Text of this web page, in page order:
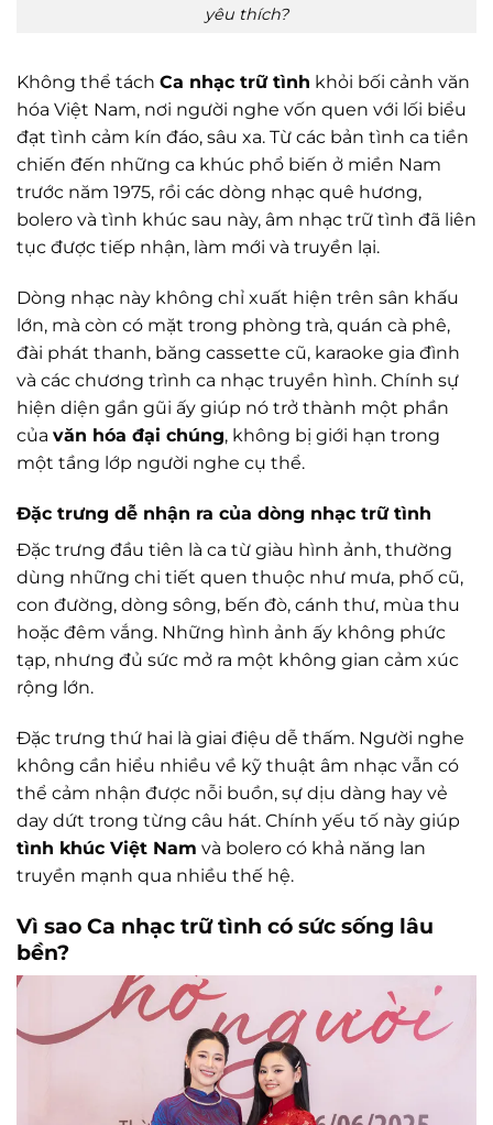
yêu thích?
Không thể tách Ca nhạc trữ tình khỏi bối cảnh văn
hóa Việt Nam, nơi người nghe vốn quen với lối biểu
đạt tình cảm kín đáo, sâu xa. Từ các bản tình ca tiền
chiến đến những ca khúc phổ biến ở miền Nam
trước năm 1975, rồi các dòng nhạc quê hương,
bolero và tình khúc sau này, âm nhạc trữ tình đã liên
tục được tiếp nhận, làm mới và truyền lại.
Dòng nhạc này không chỉ xuất hiện trên sân khấu
lớn, mà còn có mặt trong phòng trà, quán cà phê,
đài phát thanh, băng cassette cũ, karaoke gia đình
và các chương trình ca nhạc truyền hình. Chính sự
hiện diện gần gũi ấy giúp nó trở thành một phần
của văn hóa đại chúng, không bị giới hạn trong
một tầng lớp người nghe cụ thể.
Đặc trưng dễ nhận ra của dòng nhạc trữ tình
Đặc trưng đầu tiên là ca từ giàu hình ảnh, thường
dùng những chi tiết quen thuộc như mưa, phố cũ,
con đường, dòng sông, bến đò, cánh thư, mùa thu
hoặc đêm vắng. Những hình ảnh ấy không phức
tạp, nhưng đủ sức mở ra một không gian cảm xúc
rộng lớn.
Đặc trưng thứ hai là giai điệu dễ thấm. Người nghe
không cần hiểu nhiều về kỹ thuật âm nhạc vẫn có
thể cảm nhận được nỗi buồn, sự dịu dàng hay vẻ
day dứt trong từng câu hát. Chính yếu tố này giúp
tình khúc Việt Nam và bolero có khả năng lan
truyền mạnh qua nhiều thế hệ.
Vì sao Ca nhạc trữ tình có sức sống lâu
bền?